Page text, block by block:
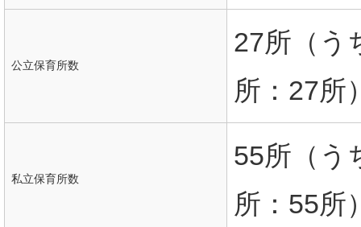
公立保育所数
27所（う
所：27所
私立保育所数
55所（う
所：55所